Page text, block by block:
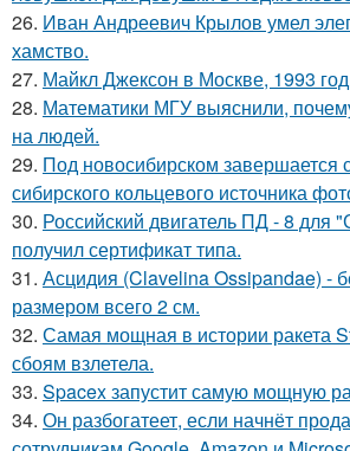
26. Иван Андреевич Крылов умел
хамство.
27. Майкл Джексон в Москве, 1993
28. Математики МГУ выяснили,
на людей.
29. Под новосибирском завершается
сибирского кольцевого источника
30. Российский двигатель ПД - 8 для
получил сертификат типа.
31. Асцидия (Clavelina Ossipandae) -
размером всего 2 см.
32. Самая мощная в истории ракета
сбоям взлетела.
33. Spacex запустит самую мощную
34. Он разбогатеет, если начнёт